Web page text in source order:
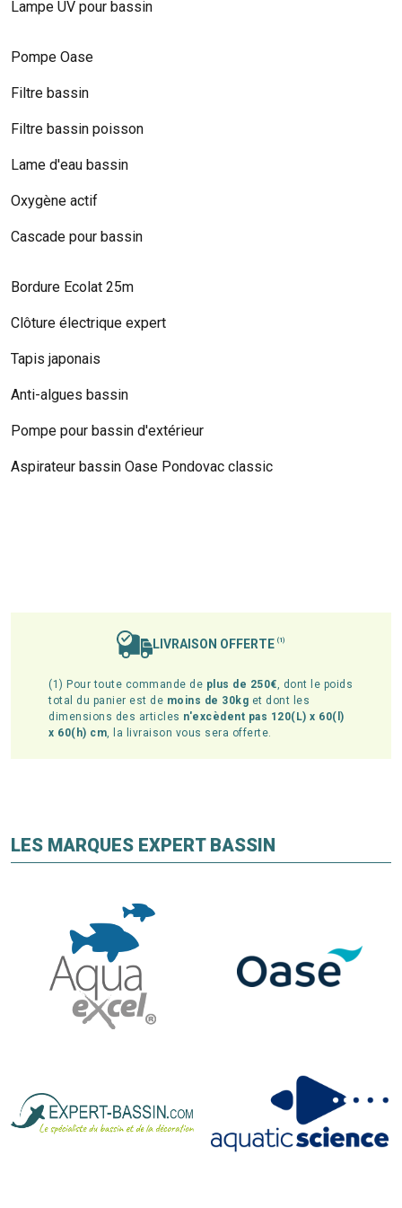
Lampe UV pour bassin
Pompe Oase
Filtre bassin
Filtre bassin poisson
Lame d'eau bassin
Oxygène actif
Cascade pour bassin
Bordure Ecolat 25m
Clôture électrique expert
Tapis japonais
Anti-algues bassin
Pompe pour bassin d'extérieur
Aspirateur bassin Oase Pondovac classic
LIVRAISON OFFERTE (1)
(1) Pour toute commande de plus de 250€, dont le poids
total du panier est de moins de 30kg et dont les
dimensions des articles n'excèdent pas 120(L) x 60(l)
x 60(h) cm, la livraison vous sera offerte.
LES MARQUES EXPERT BASSIN